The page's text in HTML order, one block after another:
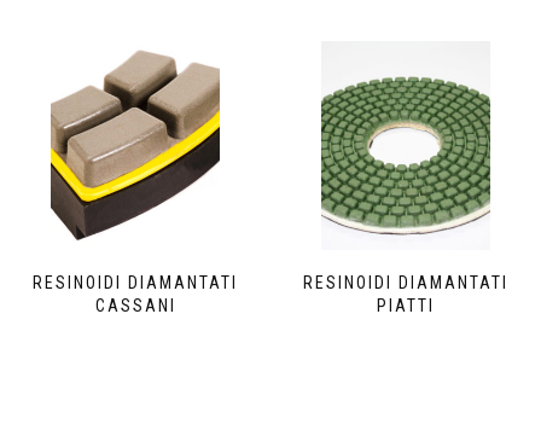
RESINOIDI DIAMANTATI
CASSANI
RESINOIDI DIAMANTATI
PIATTI